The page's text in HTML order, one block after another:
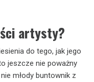
artysty?
do tego, jak jego
jeszcze nie poważny
młody buntownik z